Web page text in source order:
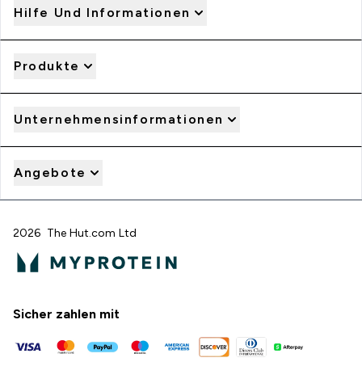
Hilfe Und Informationen
Produkte
Unternehmensinformationen
Angebote
2026 The Hut.com Ltd
Sicher zahlen mit